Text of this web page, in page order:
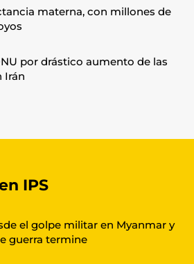
materna, con millones de
por drástico aumento de las
Irán
IPS
el golpe militar en Myanmar y
guerra termine